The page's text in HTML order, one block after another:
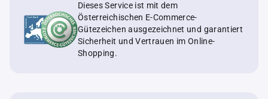
Dieses Service ist mit dem
Österreichischen E-Commerce-
Gütezeichen ausgezeichnet und garantiert
Sicherheit und Vertrauen im Online-
Shopping.